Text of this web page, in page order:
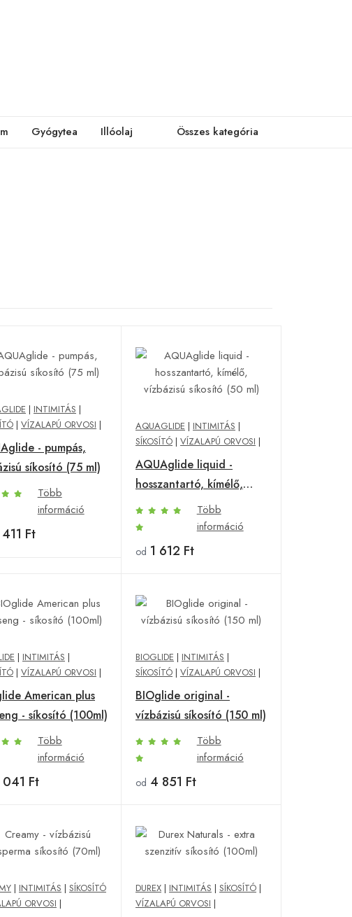
Gyógytea Illóolaj Összes kategória
| INTIMITÁS |
| VÍZALAPÚ ORVOSI |
- pumpás,
síkosító (75 ml)
Több
információ
Ft
AQUAGLIDE | INTIMITÁS |
SÍKOSÍTÓ | VÍZALAPÚ ORVOSI |
AQUAglide liquid -
hosszantartó, kímélő,
vízbázisú síkosító (50 ml)
Több
információ
od 1 612 Ft
| INTIMITÁS |
| VÍZALAPÚ ORVOSI |
American plus
- síkosító (100ml)
Több
információ
Ft
BIOGLIDE | INTIMITÁS |
SÍKOSÍTÓ | VÍZALAPÚ ORVOSI |
BIOglide original -
vízbázisú síkosító (150 ml)
Több
információ
od 4 851 Ft
| INTIMITÁS | SÍKOSÍTÓ
ORVOSI |
DUREX | INTIMITÁS | SÍKOSÍTÓ |
VÍZALAPÚ ORVOSI |